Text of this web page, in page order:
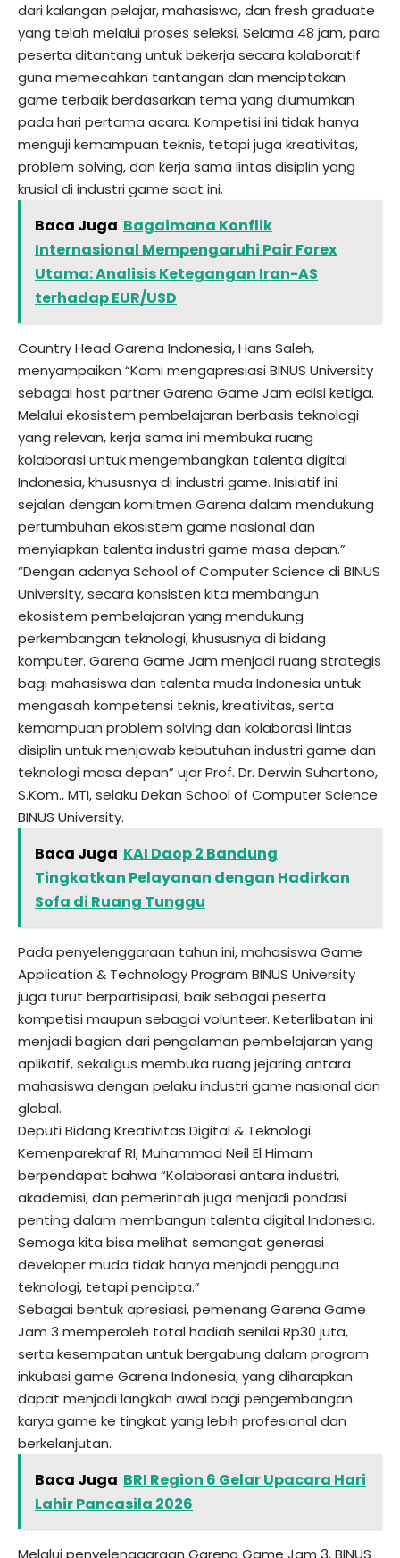
dari kalangan pelajar, mahasiswa, dan fresh graduate
yang telah melalui proses seleksi. Selama 48 jam, para
peserta ditantang untuk bekerja secara kolaboratif
guna memecahkan tantangan dan menciptakan
game terbaik berdasarkan tema yang diumumkan
pada hari pertama acara. Kompetisi ini tidak hanya
menguji kemampuan teknis, tetapi juga kreativitas,
problem solving, dan kerja sama lintas disiplin yang
krusial di industri game saat ini.
Baca Juga Bagaimana Konflik
Internasional Mempengaruhi Pair Forex
Utama: Analisis Ketegangan Iran-AS
terhadap EUR/USD
Country Head Garena Indonesia, Hans Saleh,
menyampaikan “Kami mengapresiasi BINUS University
sebagai host partner Garena Game Jam edisi ketiga.
Melalui ekosistem pembelajaran berbasis teknologi
yang relevan, kerja sama ini membuka ruang
kolaborasi untuk mengembangkan talenta digital
Indonesia, khususnya di industri game. Inisiatif ini
sejalan dengan komitmen Garena dalam mendukung
pertumbuhan ekosistem game nasional dan
menyiapkan talenta industri game masa depan.”
“Dengan adanya School of Computer Science di BINUS
University, secara konsisten kita membangun
ekosistem pembelajaran yang mendukung
perkembangan teknologi, khususnya di bidang
komputer. Garena Game Jam menjadi ruang strategis
bagi mahasiswa dan talenta muda Indonesia untuk
mengasah kompetensi teknis, kreativitas, serta
kemampuan problem solving dan kolaborasi lintas
disiplin untuk menjawab kebutuhan industri game dan
teknologi masa depan” ujar Prof. Dr. Derwin Suhartono,
S.Kom., MTI, selaku Dekan School of Computer Science
BINUS University.
Baca Juga KAI Daop 2 Bandung
Tingkatkan Pelayanan dengan Hadirkan
Sofa di Ruang Tunggu
Pada penyelenggaraan tahun ini, mahasiswa Game
Application & Technology Program BINUS University
juga turut berpartisipasi, baik sebagai peserta
kompetisi maupun sebagai volunteer. Keterlibatan ini
menjadi bagian dari pengalaman pembelajaran yang
aplikatif, sekaligus membuka ruang jejaring antara
mahasiswa dengan pelaku industri game nasional dan
global.
Deputi Bidang Kreativitas Digital & Teknologi
Kemenparekraf RI, Muhammad Neil El Himam
berpendapat bahwa “Kolaborasi antara industri,
akademisi, dan pemerintah juga menjadi pondasi
penting dalam membangun talenta digital Indonesia.
Semoga kita bisa melihat semangat generasi
developer muda tidak hanya menjadi pengguna
teknologi, tetapi pencipta.”
Sebagai bentuk apresiasi, pemenang Garena Game
Jam 3 memperoleh total hadiah senilai Rp30 juta,
serta kesempatan untuk bergabung dalam program
inkubasi game Garena Indonesia, yang diharapkan
dapat menjadi langkah awal bagi pengembangan
karya game ke tingkat yang lebih profesional dan
berkelanjutan.
Baca Juga BRI Region 6 Gelar Upacara Hari
Lahir Pancasila 2026
Melalui penyelenggaraan Garena Game Jam 3, BINUS